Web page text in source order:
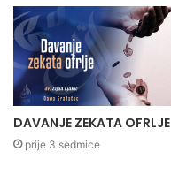
DAVANJE ZEKATA OFRLJE
prije 3 sedmice